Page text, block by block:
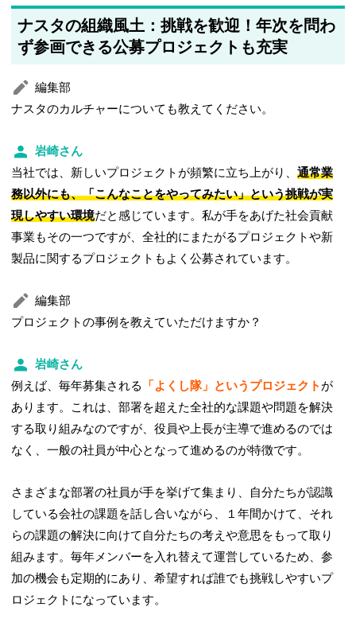
ナスタの組織風土：挑戦を歓迎！年次を問わ
ず参画できる公募プロジェクトも充実
編集部
ナスタのカルチャーについても教えてください。
岩崎さん
当社では、新しいプロジェクトが頻繁に立ち上がり、通常業
務以外にも、「こんなことをやってみたい」という挑戦が実
現しやすい環境だと感じています。私が手をあげた社会貢献
事業もその一つですが、全社的にまたがるプロジェクトや新
製品に関するプロジェクトもよく公募されています。
編集部
プロジェクトの事例を教えていただけますか？
岩崎さん
例えば、毎年募集される
「よくし隊」というプロジェクト が
あります。これは、部署を超えた全社的な課題や問題を解決
する取り組みなのですが、役員や上長が主導で進めるのでは
なく、一般の社員が中心となって進めるのが特徴です。
さまざまな部署の社員が手を挙げて集まり、自分たちが認識
している会社の課題を話し合いながら、１年間かけて、それ
らの課題の解決に向けて自分たちの考えや意思をもって取り
組みます。毎年メンバーを入れ替えて運営しているため、参
加の機会も定期的にあり、希望すれば誰でも挑戦しやすいプ
ロジェクトになっています。